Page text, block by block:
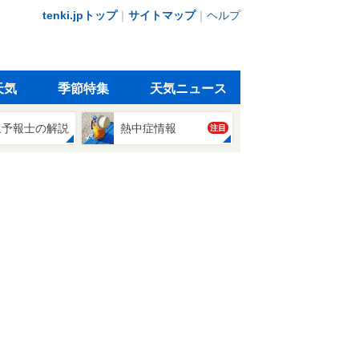
tenki.jpトップ｜ サイトマップ｜ ヘルプ
気 季節特集 天気ニュース
報士の解説 熱中症情報 注目